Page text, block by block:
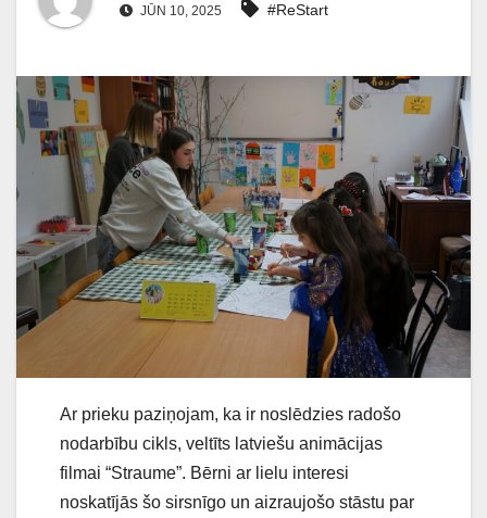
JŪN 10, 2025 #ReStart
Ar prieku paziņojam, ka ir noslēdzies radošo
nodarbību cikls, veltīts latviešu animācijas
filmai “Straume”. Bērni ar lielu interesi
noskatījās šo sirsnīgo un aizraujošo stāstu par